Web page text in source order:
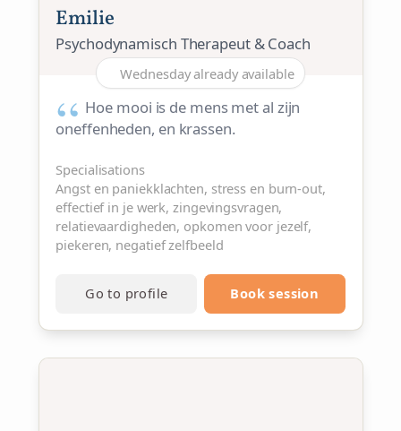
Emilie
Psychodynamisch Therapeut & Coach
Wednesday already available
Hoe mooi is de mens met al zijn
oneffenheden, en krassen.
Specialisations
Angst en paniekklachten, stress en burn-out,
effectief in je werk, zingevingsvragen,
relatievaardigheden, opkomen voor jezelf,
piekeren, negatief zelfbeeld
Go to profile Book session